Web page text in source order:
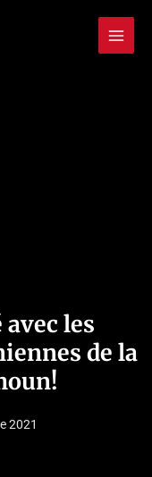
Main
les
de la
2021